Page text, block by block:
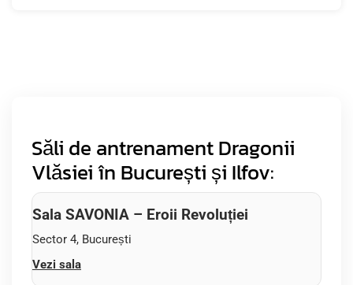
Săli de antrenament Dragonii
Vlăsiei în București și Ilfov:
Sala SAVONIA – Eroii Revoluției
Sector 4, București
Vezi sala